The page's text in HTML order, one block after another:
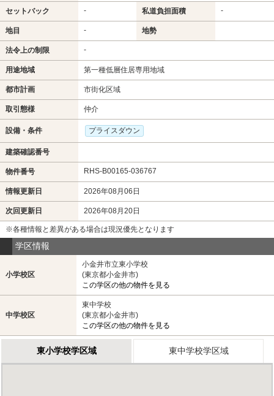
セットバック - 私道負担面積 -
地目 - 地勢
法令上の制限 -
用途地域 第一種低層住居専用地域
都市計画 市街化区域
取引態様 仲介
設備・条件 プライスダウン
建築確認番号
物件番号 RHS-B00165-036767
情報更新日 2026年08月06日
次回更新日 2026年08月20日
※各種情報と差異がある場合は現況優先となります
学区情報
小学校区
小金井市立東小学校
(東京都小金井市)
この学区の他の物件を見る
中学校区
東中学校
(東京都小金井市)
この学区の他の物件を見る
東小学校学区域 東中学校学区域